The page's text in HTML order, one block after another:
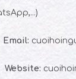
Email:
Website: